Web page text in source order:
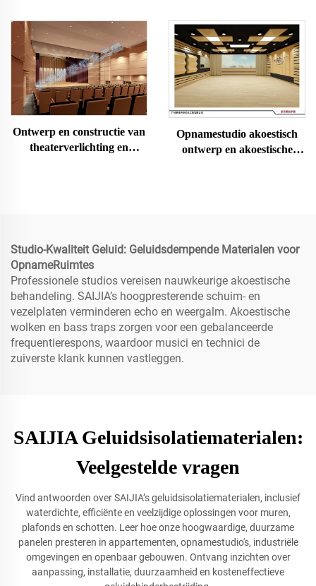
multifunctionele collegezaal
Ontwerp en constructie van
theaterverlichting en
Opnamestudio akoestisch
ontwerp en akoestische
Studio-Kwaliteit Geluid: Geluidsdempende Materialen voor
OpnameRuimtes
Professionele studios vereisen nauwkeurige akoestische
behandeling. SAIJIA’s hoogpresterende schuim- en
vezelplaten verminderen echo en weergalm. Akoestische
wolken en bass traps zorgen voor een gebalanceerde
frequentierespons, waardoor musici en technici de
zuiverste klank kunnen vastleggen.
SAIJIA Geluidsisolatiematerialen:
Veelgestelde vragen
Vind antwoorden over SAIJIA’s geluidsisolatiematerialen, inclusief
waterdichte, efficiënte en veelzijdige oplossingen voor muren,
plafonds en schotten. Leer hoe onze hoogwaardige, duurzame
panelen presteren in appartementen, opnamestudio's, industriële
omgevingen en openbaar gebouwen. Ontvang inzichten over
aanpassing, installatie, duurzaamheid en kosteneffectieve